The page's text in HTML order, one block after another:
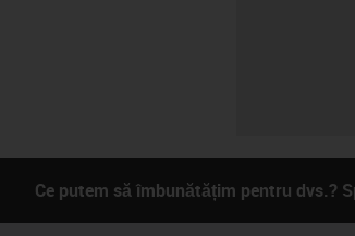
Ce putem să îmbunătățim pentru dvs.?